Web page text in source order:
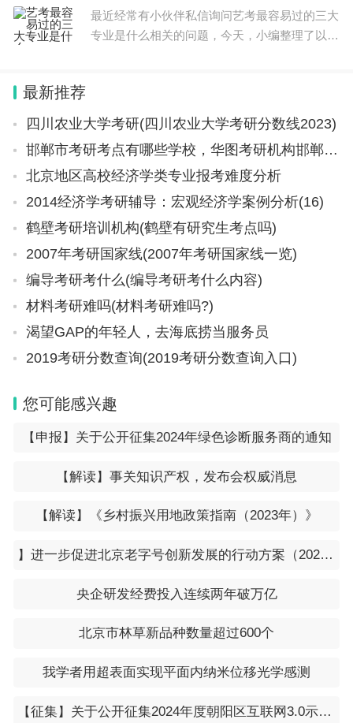
方向2直接费用资助强度约200万元/项，方向3直接
费用资助强度约130万元/项，方向4直接费用资助强
项。资助期限为2年，优先支持有较好工作基础和较
强组织管理能力、能够取得重要突破的项目申请。集
成项目申请书中研究期限应填写“2026年1月1日－20
27年12月31日”。
六、申请要求及注意事项
（一）申请条件。
本重大研究计划项目申请人应当具备以下条件：
1.具有承担基础研究课题的经历；
2.具有高级专业技术职务（职称）。
在站博士后研究人员、正在攻读研究生学位以及
无工作单位或者所在单位不是依托单位的人员不得作
南》“申请规定”中限项申请规定的相关要求。
（三）申请注意事项。
申请人和依托单位应当认真阅读并执行本项目指
南、《2025年度国家自然科学基金项目指南》和
等有关事项的通告》中相关要求。
校2022
最近经常有小伙伴私信询问艺考最容易过的三大
专业是什么相关的问题，今天，小编整理了以下
最新推荐
四川农业大学考研(四川农业大学考研分数线2023)
邯郸市考研考点有哪些学校，华图考研机构邯郸有吗
北京地区高校经济学类专业报考难度分析
2014经济学考研辅导：宏观经济学案例分析(16)
鹤壁考研培训机构(鹤壁有研究生考点吗)
2007年考研国家线(2007年考研国家线一览)
编导考研考什么(编导考研考什么内容)
材料考研难吗(材料考研难吗?)
渴望GAP的年轻人，去海底捞当服务员
2019考研分数查询(2019考研分数查询入口)
您可能感兴趣
【申报】关于公开征集2024年绿色诊断服务商的通知
【解读】事关知识产权，发布会权威消息
【解读】《乡村振兴用地政策指南（2023年）》
】进一步促进北京老字号创新发展的行动方案（2023-2025年）
央企研发经费投入连续两年破万亿
北京市林草新品种数量超过600个
我学者用超表面实现平面内纳米位移光学感测
【征集】关于公开征集2024年度朝阳区互联网3.0示范应用场景和示范解决方案的通知